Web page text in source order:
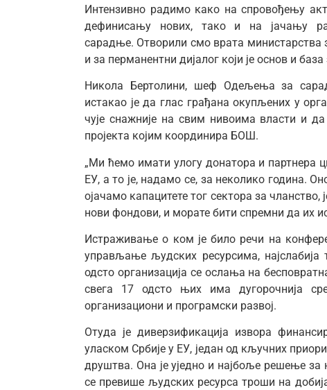
Интензивно радимо како на спровођењу
дефинисању нових, тако и на јачању
сарадње. Отворили смо врата министарства
и за перманентни дијалог који је основ и
Никола Бертолини, шеф Одељења за
истакао је да глас грађана окупљених у
чује снажније на свим нивоима власти и
пројекта којим координира БОШ.
„Ми ћемо имати улогу донатора и партнера
ЕУ, а то је, надамо се, за неколико година.
ојачамо капацитете тог сектора за
нови фондови, и морате бити спремни да их
Истраживање о ком је било речи на
управљање људских ресурсима,
одсто организација се ослања на
свега 17 одсто њих има дугорочнија
организациони и програмски развој.
Отуда је диверзификација извора
уласком Србије у ЕУ, један од кључних
друштва. Она је уједно и најбоље решење за
се превише људских ресурса троши на